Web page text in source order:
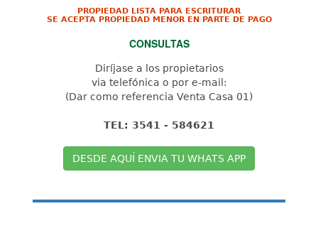
PROPIEDAD LISTA PARA ESCRITURAR
SE ACEPTA PROPIEDAD MENOR EN PARTE DE PAGO
CONSULTAS
Diríjase a los propietarios
via telefónica o por e-mail:
(Dar como referencia Venta Casa 01)
TEL: 3541 - 584621
DESDE AQUÍ ENVIA TU WHATS APP